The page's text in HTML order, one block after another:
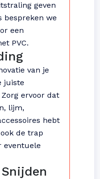
geven
bespreken we
een
PVC.
van je
juiste
ervoor dat
lijm,
hebt
de trap
eventuele